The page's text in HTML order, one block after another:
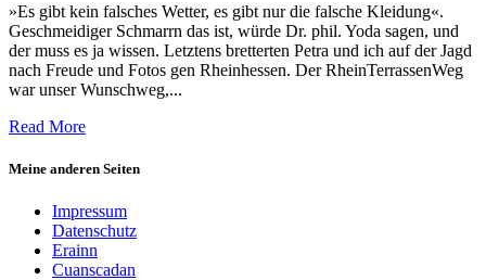
»Es gibt kein falsches Wetter, es gibt nur die falsche Kleidung«.
Geschmeidiger Schmarrn das ist, würde Dr. phil. Yoda sagen, und
der muss es ja wissen. Letztens bretterten Petra und ich auf der Jagd
nach Freude und Fotos gen Rheinhessen. Der RheinTerrassenWeg
war unser Wunschweg,...
Read More
Meine anderen Seiten
Impressum
Datenschutz
Erainn
Cuanscadan